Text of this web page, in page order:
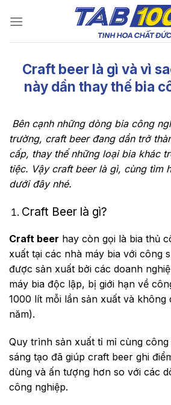
đến
Craft beer là gì và vì
này dần thay thế bia
Bên cạnh những dòng bia công
trường, craft beer đang dần trở
cấp, thay thế những loại bia khác
tiệc. Vậy craft beer là gì, cùng tìm
dưới đây nhé.
Craft Beer là gì?
Craft beer hay còn gọi là bia thủ
xuất tại các nhà máy bia với công
được sản xuất bởi các doanh
máy bia độc lập, bị giới hạn về
1000 lít mỗi lần sản xuất và không
năm).
Quy trình sản xuất tỉ mỉ cùng
sáng tạo đã giúp craft beer ghi
dùng và ấn tượng hơn so với các
công nghiệp.